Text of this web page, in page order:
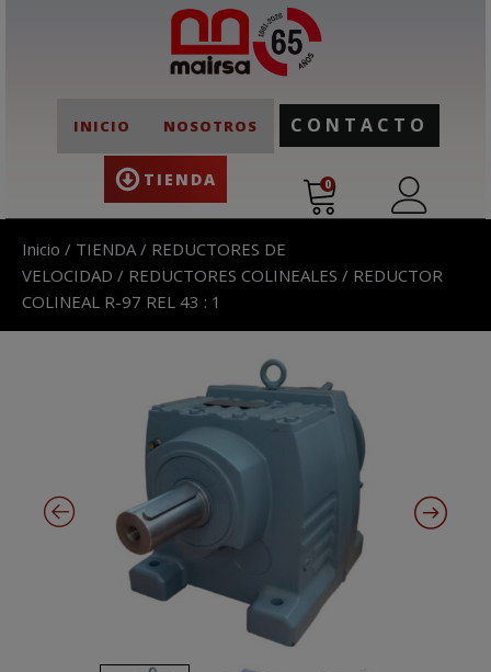
INICIO NOSOTROS
TIENDA
CONTACTO
0
Inicio / TIENDA / REDUCTORES DE
VELOCIDAD / REDUCTORES COLINEALES / REDUCTOR
COLINEAL R-97 REL 43 : 1